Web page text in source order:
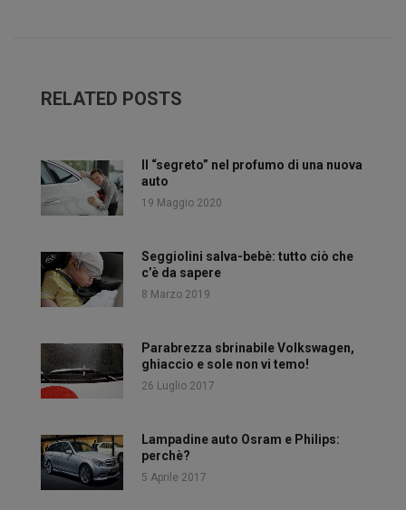
RELATED POSTS
Il “segreto” nel profumo di una nuova
auto
19 Maggio 2020
Seggiolini salva-bebè: tutto ciò che
c’è da sapere
8 Marzo 2019
Parabrezza sbrinabile Volkswagen,
ghiaccio e sole non vi temo!
26 Luglio 2017
Lampadine auto Osram e Philips:
perchè?
5 Aprile 2017